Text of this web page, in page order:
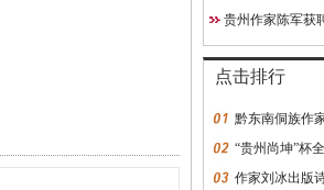
贵阳成功举行
贵州作家陈军获
究员
点击排行
黔东南侗族作
“贵州尚坤”杯
作家刘冰出版